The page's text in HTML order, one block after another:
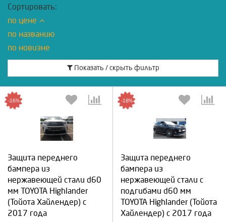
Сортировать:
по цене
по названию
по новизне
Показать / скрыть фильтр
Защита переднего
бампера из
нержавеющей стали d60
мм TOYOTA Highlander
(Тойота Хайлендер) с
2017 года
-16%
Защита переднего
бампера из
нержавеющей стали с
подгибами d60 мм
TOYOTA Highlander (Тойота
Хайлендер) с 2017 года
-18%